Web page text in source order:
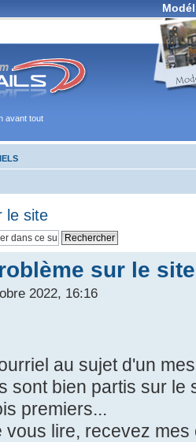
avant tout
le site
sur le site
2022, 16:16
au sujet d'un
sont bien partis sur le
premiers...
vous lire, recevez